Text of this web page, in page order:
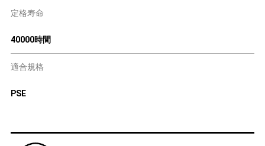
定格寿命
40000時間
適合規格
PSE